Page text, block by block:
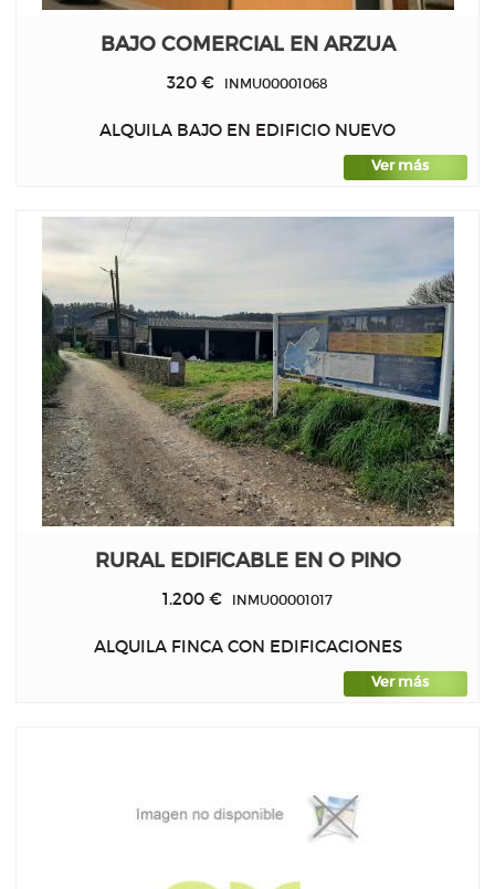
BAJO COMERCIAL EN ARZUA
320 € INMU00001068
ALQUILA BAJO EN EDIFICIO NUEVO
Ver más
RURAL EDIFICABLE EN O PINO
1.200 € INMU00001017
ALQUILA FINCA CON EDIFICACIONES
Ver más